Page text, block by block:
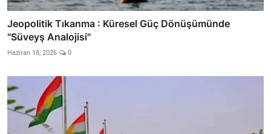
Jeopolitik Tıkanma : Küresel Güç Dönüşümünde
''Süveyş Analojisi''
Haziran 18, 2026 0